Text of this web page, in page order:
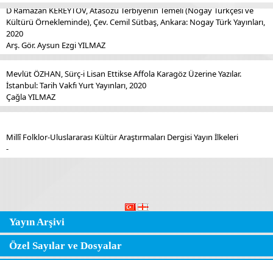
D Ramazan KEREYTOV, Atasözü Terbiyenin Temeli (Nogay Türkçesi ve
Kültürü Örnekleminde), Çev. Cemil Sütbaş, Ankara: Nogay Türk Yayınları,
2020
Arş. Gör. Aysun Ezgi YILMAZ
Mevlüt ÖZHAN, Sürç-i Lisan Ettikse Affola Karagöz Üzerine Yazılar.
İstanbul: Tarih Vakfı Yurt Yayınları, 2020
Çağla YILMAZ
Millî Folklor-Uluslararası Kültür Araştırmaları Dergisi Yayın İlkeleri
-
Yayın Arşivi
Özel Sayılar ve Dosyalar